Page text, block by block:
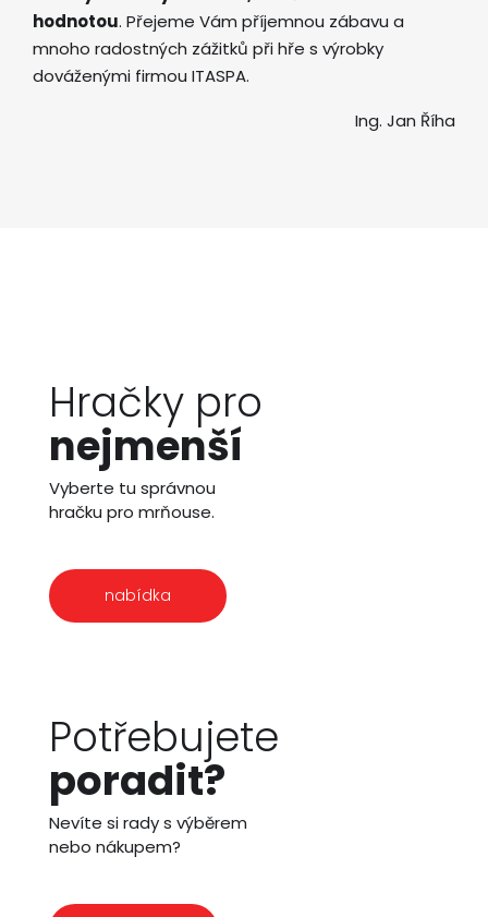
hodnotou. Přejeme Vám příjemnou zábavu a
mnoho radostných zážitků při hře s výrobky
dováženými firmou ITASPA.
Ing. Jan Říha
Hračky pro
nejmenší
Vyberte tu správnou
hračku pro mrňouse.
nabídka
Potřebujete
poradit?
Nevíte si rady s výběrem
nebo nákupem?